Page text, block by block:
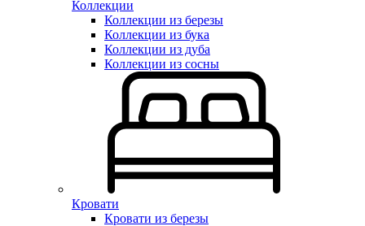
Коллекции
Коллекции из березы
Коллекции из бука
Коллекции из дуба
Коллекции из сосны
Кровати
Кровати из березы